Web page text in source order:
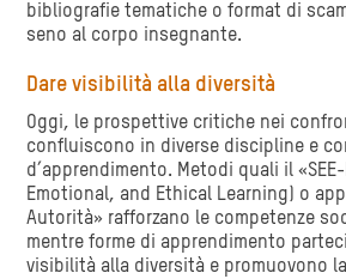
bibliografie tematiche o format di
seno al corpo insegnante.
Dare visibilità alla diversità
Oggi, le prospettive critiche nei
confluiscono in diverse discipline e
d’apprendimento. Metodi quali il
Emotional, and Ethical Learning) o
Autorità» rafforzano le competenze
mentre forme di apprendimento
visibilità alla diversità e promuovono